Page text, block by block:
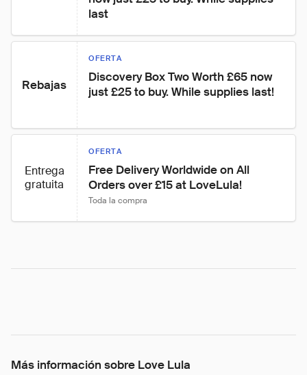
last
Rebajas
OFERTA
Discovery Box Two Worth £65 now
just £25 to buy. While supplies last!
Entrega
gratuita
OFERTA
Free Delivery Worldwide on All
Orders over £15 at LoveLula!
Toda la compra
Más información sobre Love Lula